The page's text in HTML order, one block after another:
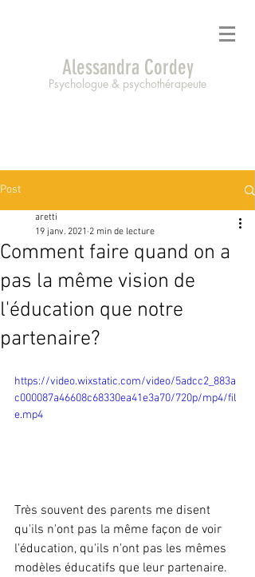
Alessandra Cordey
Psychologue & psychothérapeute
Post
Comment faire quand on a
pas la même vision de
l'éducation que notre
partenaire?
aretti
19 janv. 2021 2 min de lecture
https://video.wixstatic.com/video/5adcc2_883a
c000087a46608c68330ea41e3a70/720p/mp4/fil
e.mp4
Très souvent des parents me disent
qu'ils n'ont pas la même façon de voir
l'éducation, qu'ils n'ont pas les mêmes
modèles éducatifs que leur partenaire.